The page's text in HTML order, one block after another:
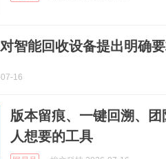
智能回收设备提出明确
16
版本留痕、一键回溯、
人想要的工具